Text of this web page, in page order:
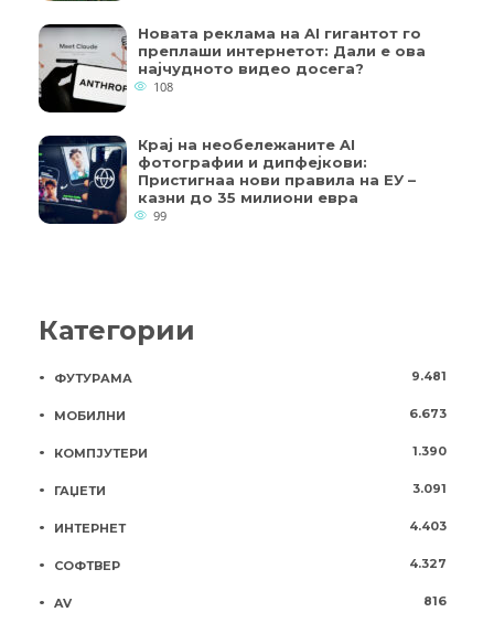
Новата реклама на AI гигантот го
преплаши интернетот: Дали е ова
најчудното видео досега?
108
Крај на необележаните AI
фотографии и дипфејкови:
Пристигнаа нови правила на ЕУ –
казни до 35 милиони евра
99
Категории
ФУТУРАМА 9.481
МОБИЛНИ 6.673
КОМПЈУТЕРИ 1.390
ГАЏЕТИ 3.091
ИНТЕРНЕТ 4.403
СОФТВЕР 4.327
AV 816